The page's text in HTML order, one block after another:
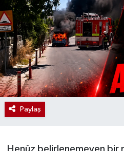
Paylaş
Henüz belirlenemeyen bir